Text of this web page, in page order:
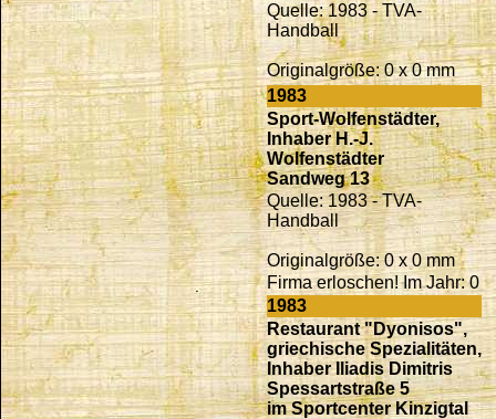
Quelle: 1983 - TVA-
Handball
Originalgröße: 0 x 0 mm
1983
Sport-Wolfenstädter,
Inhaber H.-J.
Wolfenstädter
Sandweg 13
Quelle: 1983 - TVA-
Handball
Originalgröße: 0 x 0 mm
Firma erloschen! Im Jahr: 0
1983
Restaurant "Dyonisos",
griechische Spezialitäten,
Inhaber Iliadis Dimitris
Spessartstraße 5
im Sportcenter Kinzigtal